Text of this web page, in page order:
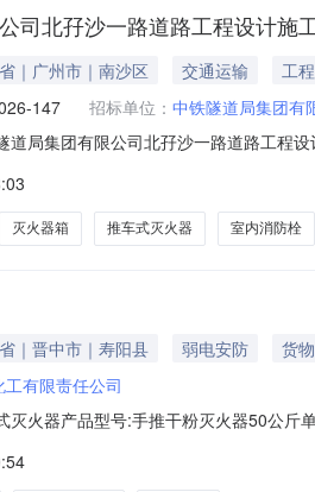
司北孖沙一路道路工程设计
｜广州市｜南沙区 交通运输
工程
147 招标单位： 中铁隧道局集团有
道局集团有限公司北孖沙一路道路工程
灭火器箱 推车式灭火器 室内消防栓
｜晋中市｜寿阳县 弱电安防
货物
有限责任公司
灭火器产品型号:手推干粉灭火器50公
天立即报价暂无报价已有0人报价